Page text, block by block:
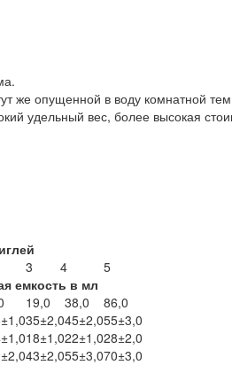
же опущенной в воду комнатной
удельный вес, более высокая
3 4
5
емкость в мл
19,0 38,0
86,0
35±2,045±2,055±3,0
18±1,022±1,028±2,0
43±2,055±3,070±3,0